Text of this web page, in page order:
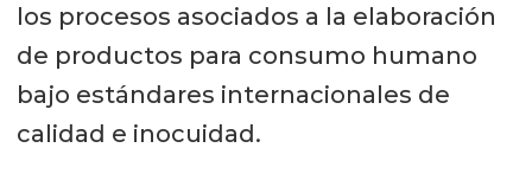
los procesos asociados a la elaboración
de productos para consumo humano
bajo estándares internacionales de
calidad e inocuidad.